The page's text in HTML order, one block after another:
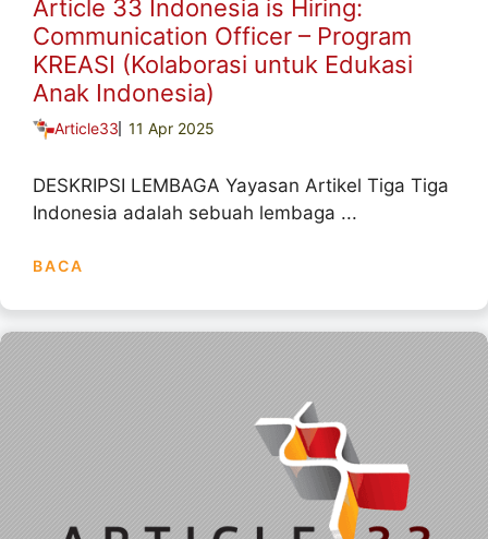
Article 33 Indonesia is Hiring:
Communication Officer – Program
KREASI (Kolaborasi untuk Edukasi
Anak Indonesia)
Article33 11 Apr 2025
DESKRIPSI LEMBAGA Yayasan Artikel Tiga Tiga
Indonesia adalah sebuah lembaga ...
BACA